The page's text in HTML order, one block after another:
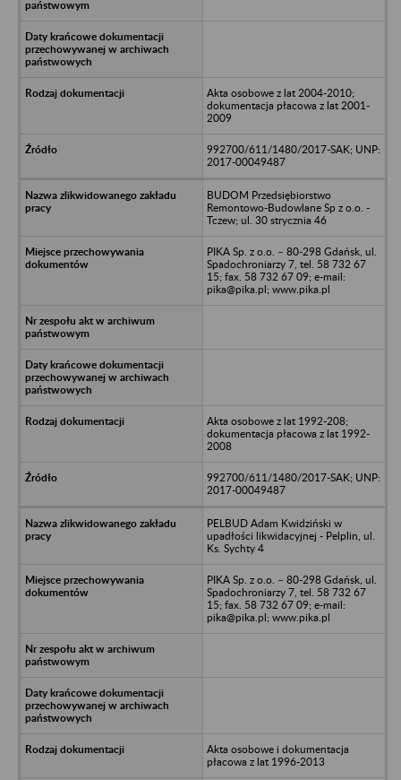
Akta osobowe z lat 2004-2010;
dokumentacja płacowa z lat 2001-
2009
992700/611/1480/2017-SAK; UNP:
2017-00049487
BUDOM Przedsiębiorstwo
Remontowo-Budowlane Sp z o.o. -
Tczew; ul. 30 strycznia 46
PIKA Sp. z o.o. – 80-298 Gdańsk, ul.
Spadochroniarzy 7, tel. 58 732 67
15; fax. 58 732 67 09; e-mail:
pika@pika.pl; www.pika.pl
Akta osobowe z lat 1992-208;
dokumentacja płacowa z lat 1992-
2008
992700/611/1480/2017-SAK; UNP:
2017-00049487
PELBUD Adam Kwidziński w
upadłości likwidacyjnej - Pelplin, ul.
Ks. Sychty 4
PIKA Sp. z o.o. – 80-298 Gdańsk, ul.
Spadochroniarzy 7, tel. 58 732 67
15; fax. 58 732 67 09; e-mail:
pika@pika.pl; www.pika.pl
Akta osobowe i dokumentacja
płacowa z lat 1996-2013